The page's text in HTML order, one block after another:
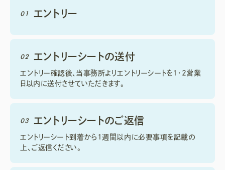
01 エントリー
02 エントリーシートの送付
エントリー確認後、当事務所よりエントリーシートを1・2営業
日以内に送付させていただきます。
03 エントリーシートのご返信
エントリーシート到着から1週間以内に必要事項を記載の
上、ご返信ください。